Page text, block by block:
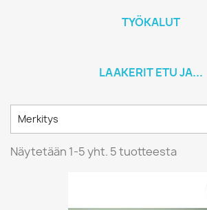
TYÖKALUT
LAAKERIT ETU JA...
Merkitys
Näytetään 1-5 yht. 5 tuotteesta